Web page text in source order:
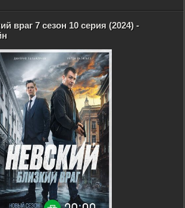
враг 7 сезон 10 серия (2024) -